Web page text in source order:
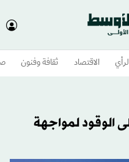
الاقتصاد ثقافة وفنون
الوقود لمواجهة